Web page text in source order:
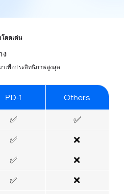
โดดเด่น
ง
เพื่อประสิทธิภาพสูงสุด
PD-1 Others
✅ ✅
✅ ❌
✅ ❌
✅ ❌